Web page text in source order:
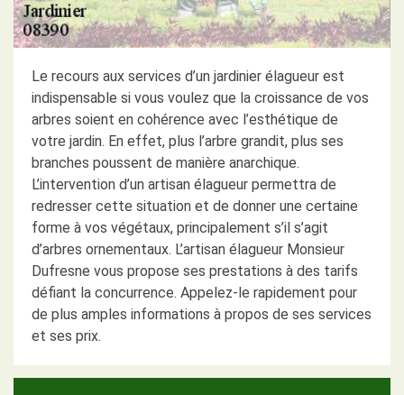
Le recours aux services d’un jardinier élagueur est
indispensable si vous voulez que la croissance de vos
arbres soient en cohérence avec l’esthétique de
votre jardin. En effet, plus l’arbre grandit, plus ses
branches poussent de manière anarchique.
L’intervention d’un artisan élagueur permettra de
redresser cette situation et de donner une certaine
forme à vos végétaux, principalement s’il s’agit
d’arbres ornementaux. L’artisan élagueur Monsieur
Dufresne vous propose ses prestations à des tarifs
défiant la concurrence. Appelez-le rapidement pour
de plus amples informations à propos de ses services
et ses prix.